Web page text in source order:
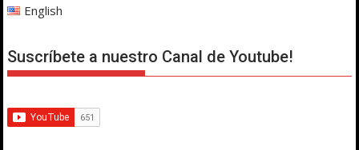
English
Suscríbete a nuestro Canal de Youtube!